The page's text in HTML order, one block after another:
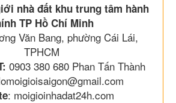
nhà đất khu trung tâm hành
TP Hồ Chí Minh
Văn Bang, phường Cái Lái,
TPHCM
0903 380 680 Phan Tấn Thành
: moigioinhadat24h.com